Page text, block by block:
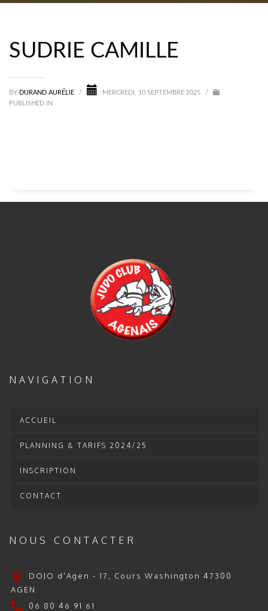
SUDRIE CAMILLE
BY DURAND AURÉLIE / MERCREDI, 10 SEPTEMBRE 2025
/
PUBLISHED IN
NOUS CONTACTER
DOJO d'Agen - 17, Cours Washington 47300
AGEN
06 80 46 91 61
NAVIGATION
ACCUEIL
PLANNING & TARIFS 2024/25
INSCRIPTION
CONTACT